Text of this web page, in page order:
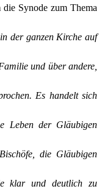
Synode zum Thema
der ganzen Kirche auf
und über andere,
Es handelt sich
Leben der Gläubigen
die Gläubigen
klar und deutlich zu